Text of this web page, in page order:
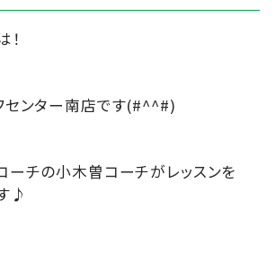
！
センター南店です(#^^#)
ーチの小木曽コーチがレッスンを
♪